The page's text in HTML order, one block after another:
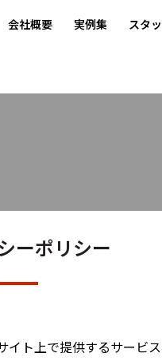
会社概要 実例集 スタ
ーポリシー
ト上で提供するサービ